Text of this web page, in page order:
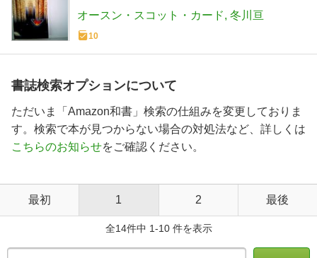
オースン・スコット・カード 冬川亘
10
書誌検索オプションについて
ただいま「Amazon和書」検索の仕組みを変更しておりま
す。検索で本が見つからない場合の対処法など、詳しくは
こちらのお知らせをご確認ください。
最初 1 2 最後
全14件中 1-10 件を表示